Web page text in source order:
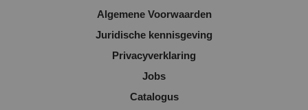
Algemene Voorwaarden
Juridische kennisgeving
Privacyverklaring
Jobs
Catalogus